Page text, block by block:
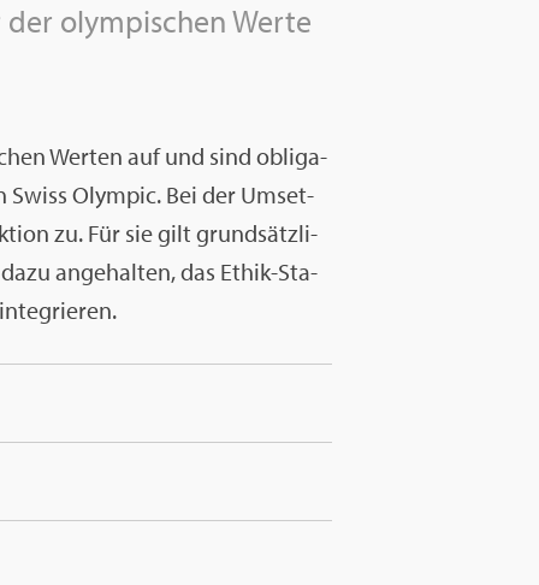
olym­pi­schen Werte
Wer­ten auf und sind ob­li­ga­
Olym­pic. Bei der Um­set­
zu. Für sie gilt grund­sätz­li­
an­ge­hal­ten, das Ethik-Sta­